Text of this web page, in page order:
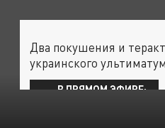
Два покушения и
украинского
В ПРЯМОМ ЭФИРЕ: